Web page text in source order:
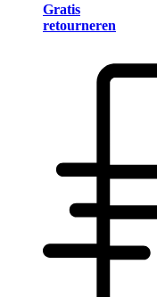
Gratis
retourneren